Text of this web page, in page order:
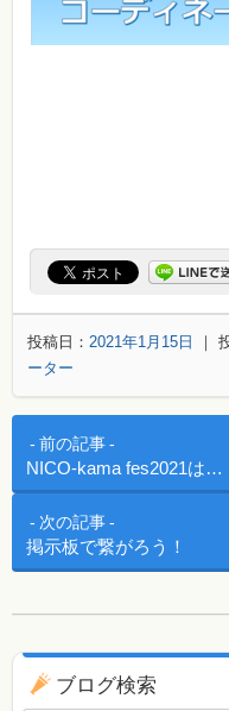
投稿日： 2021年1月15日 ｜
ーター
投稿ナビゲーシ
前の記事
NICO-kama fes2021は…
次の記事
掲示板で繋がろう！
ブログ用ナビ
ブログ検索